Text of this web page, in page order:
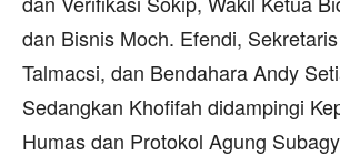
dan Bisnis Moch. Efendi,
Talmacsi, dan Bendahara Andy
Sedangkan Khofifah didampingi
Humas dan Protokol Agung